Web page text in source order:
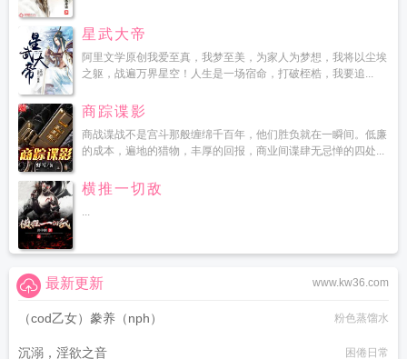
星武大帝
阿里文学原创我爱至真，我梦至美，为家人为梦想，我将以尘埃
之躯，战遍万界星空！人生是一场宿命，打破桎梏，我要追...
商踪谍影
商战谍战不是宫斗那般缠绵千百年，他们胜负就在一瞬间。低廉
的成本，遍地的猎物，丰厚的回报，商业间谍肆无忌惮的四处...
横推一切敌
...
www.kw36.com
最新更新
（cod乙女）豢养（nph） 粉色蒸馏水
沉溺，淫欲之音 困倦日常